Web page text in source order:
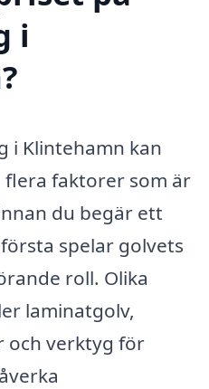
i
i Klintehamn kan
faktorer som är
du begär ett
spelar golvets
roll. Olika
laminatgolv,
och verktyg för